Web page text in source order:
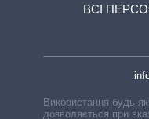
ВСІ
Використання будь-
дозволяється при